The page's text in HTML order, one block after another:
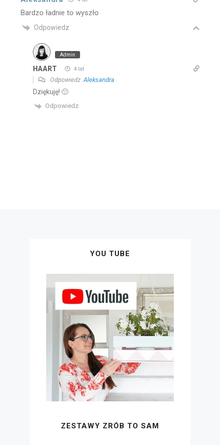
Bardzo ładnie to wyszło
Odpowiedz
Admin
HAART 4 lat
OdpowiedzAleksandra
Dziękuję! 🙂
Odpowiedz
YOU TUBE
ZESTAWY ZRÓB TO SAM